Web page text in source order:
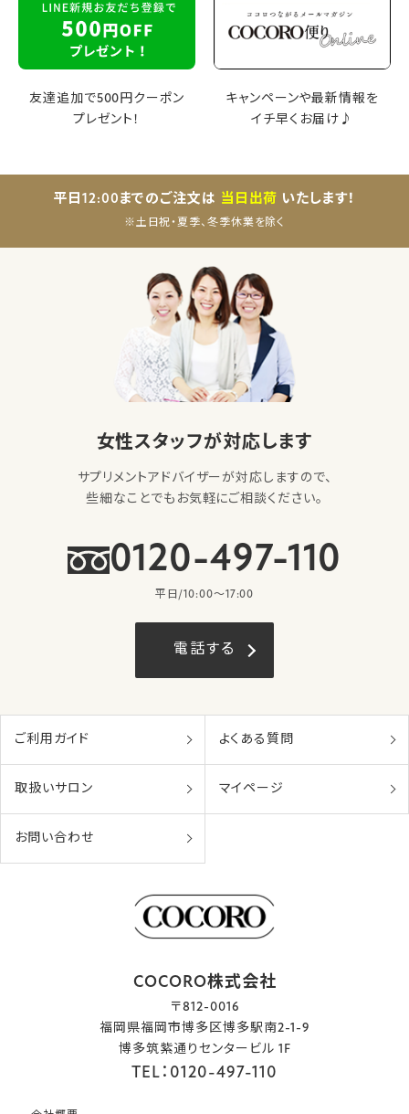
友達追加で500円クーポン
プレゼント！
キャンペーンや最新情報を
イチ早くお届け♪
平日12:00までのご注文は 当日出荷 いたします！
※土日祝・夏季、冬季休業を除く
女性スタッフが対応します
サプリメントアドバイザーが対応しますので、
些細なことでもお気軽にご相談ください。
0120-497-110
平日/10:00〜17:00
電話する
ご利用ガイド よくある質問
取扱いサロン マイページ
お問い合わせ
COCORO株式会社
〒812-0016
福岡県福岡市博多区博多駅南2-1-9
博多筑紫通りセンタービル 1F
TEL：0120-497-110